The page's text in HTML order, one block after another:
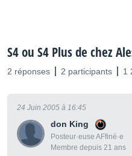
S4 ou S4 Plus de chez
2 réponses 2 participants 1
don King
Posteur·euse AFfiné·e
Membre depuis 21 ans
24 Juin 2005 à 16:45